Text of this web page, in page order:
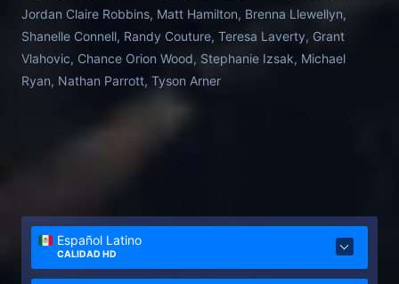
Jordan Claire Robbins, Matt Hamilton, Brenna Llewellyn,
Shanelle Connell, Randy Couture, Teresa Laverty, Grant
Vlahovic, Chance Orion Wood, Stephanie Izsak, Michael
Ryan, Nathan Parrott, Tyson Arner
Español Latino
CALIDAD HD